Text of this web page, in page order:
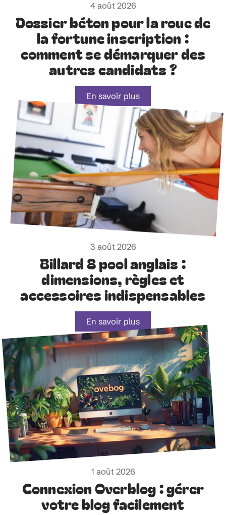
4 août 2026
Dossier béton pour la roue de
la fortune inscription :
comment se démarquer des
autres candidats ?
En savoir plus
3 août 2026
Billard 8 pool anglais :
dimensions, règles et
accessoires indispensables
En savoir plus
1 août 2026
Connexion Overblog : gérer
votre blog facilement